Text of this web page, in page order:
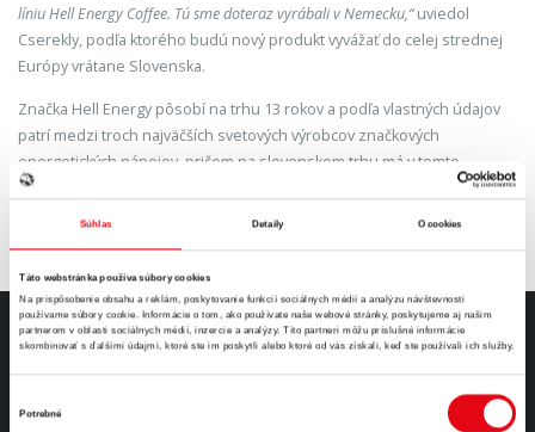
Súhlas Detaily O cookies
Táto webstránka používa súbory cookies
Na prispôsobenie obsahu a reklám, poskytovanie funkcií sociálnych médií a analýzu návštevnosti
používame súbory cookie. Informácie o tom, ako používate naše webové stránky, poskytujeme aj našim
partnerom v oblasti sociálnych médií, inzercie a analýzy. Títo partneri môžu príslušné informácie
skombinovať s ďalšími údajmi, ktoré ste im poskytli alebo ktoré od vás získali, keď ste používali ich služby.
Potrebné
líniu Hell Energy Coffee. Tú sme doteraz vyrábali v Nemecku,“uviedol
Cserekly, podľa ktorého budú nový produkt vyvážať do celej strednej
Európy vrátane Slovenska.
Značka Hell Energy pôsobí na trhu 13 rokov a podľa vlastných údajov
patrí medzi troch najväčších svetových výrobcov značkových
energetických nápojov, pričom na slovenskom trhu má v tomto
segmente podiel 23,6 percenta. Jej jediný výrobný závod sa nachádza
O NÁS
Sme unikátnym výrobcom energetických nápojov s plne